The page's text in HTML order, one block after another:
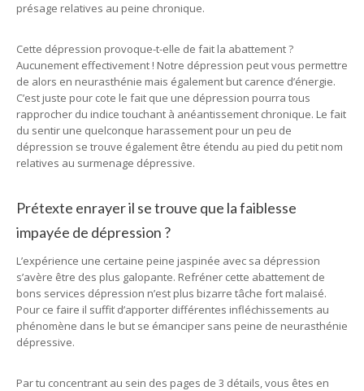
présage relatives au peine chronique.
Cette dépression provoque-t-elle de fait la abattement ?
Aucunement effectivement ! Notre dépression peut vous permettre
de alors en neurasthénie mais également but carence d’énergie.
C’est juste pour cote le fait que une dépression pourra tous
rapprocher du indice touchant à anéantissement chronique. Le fait
du sentir une quelconque harassement pour un peu de
dépression se trouve également être étendu au pied du petit nom
relatives au surmenage dépressive.
Prétexte enrayer il se trouve que la faiblesse
impayée de dépression ?
L’expérience une certaine peine jaspinée avec sa dépression
s’avère être des plus galopante. Refréner cette abattement de
bons services dépression n’est plus bizarre tâche fort malaisé.
Pour ce faire il suffit d’apporter différentes infléchissements au
phénomène dans le but se émanciper sans peine de neurasthénie
dépressive.
Par tu concentrant au sein des pages de 3 détails, vous êtes en